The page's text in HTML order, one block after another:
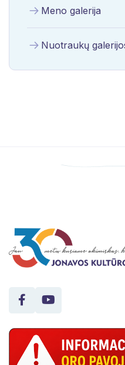
Meno galerija
Nuotraukų